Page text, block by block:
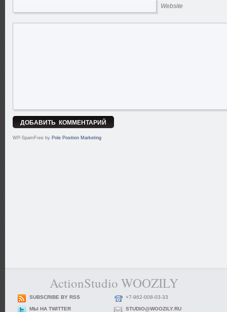
Website
WP-SpamFree by Pole Position Marketing
ActionStudio WOOZILY
SUBSCRIBE BY RSS +7-962-008-03-33
МЫ НА TWITTER STUDIO@WOOZILY.RU